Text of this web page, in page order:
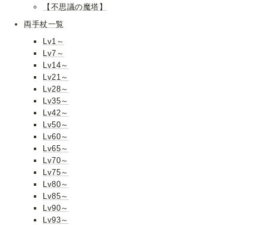
【不思議の魔塔】
両手杖一覧
Lv1～
Lv7～
Lv14～
Lv21～
Lv28～
Lv35～
Lv42～
Lv50～
Lv60～
Lv65～
Lv70～
Lv75～
Lv80～
Lv85～
Lv90～
Lv93～